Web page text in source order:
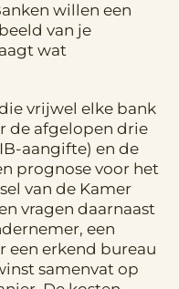
willen een
van je
wat
vrijwel elke bank
de afgelopen drie
aangifte) en de
prognose voor het
van de Kamer
vragen daarnaast
een
erkend bureau
samenvat op